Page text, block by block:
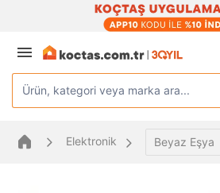
Ürün, kategori veya marka ara...
Elektronik Beyaz Eşya